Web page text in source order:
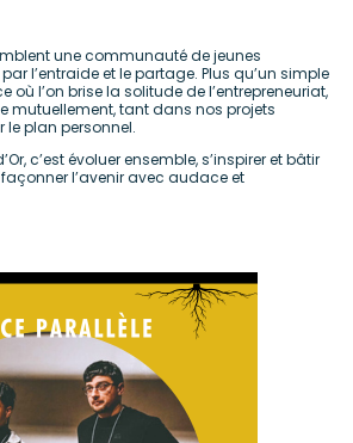
une communauté de jeunes
l’entraide et le partage. Plus qu’un simple
où l’on brise la solitude de l’entrepreneuriat,
mutuellement, tant dans nos projets
le plan personnel.
c’est évoluer ensemble, s’inspirer et bâtir
l’avenir avec audace et